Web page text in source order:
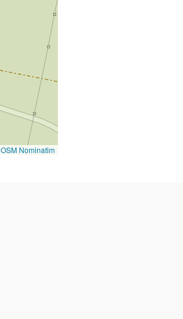
OSM Nominatim